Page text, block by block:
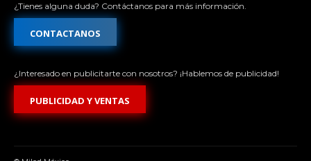
¿Tienes alguna duda? Contáctanos para más información.
CONTACTANOS
¿Interesado en publicitarte con nosotros? ¡Hablemos de publicidad!
PUBLICIDAD Y VENTAS